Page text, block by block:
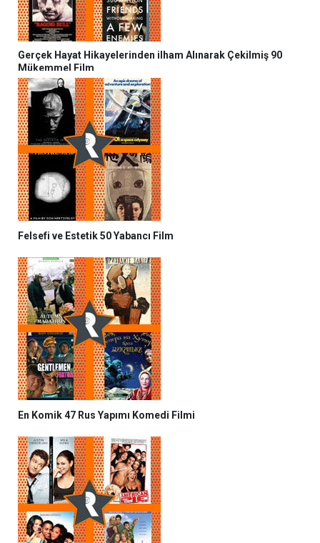
Gerçek Hayat Hikayelerinden ilham Alınarak Çekilmiş 90
Mükemmel Film
Felsefi ve Estetik 50 Yabancı Film
En Komik 47 Rus Yapımı Komedi Filmi